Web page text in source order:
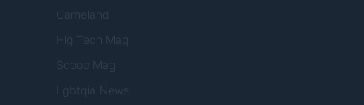
Gameland
Hig Tech Mag
Scoop Mag
Lgbtqia News